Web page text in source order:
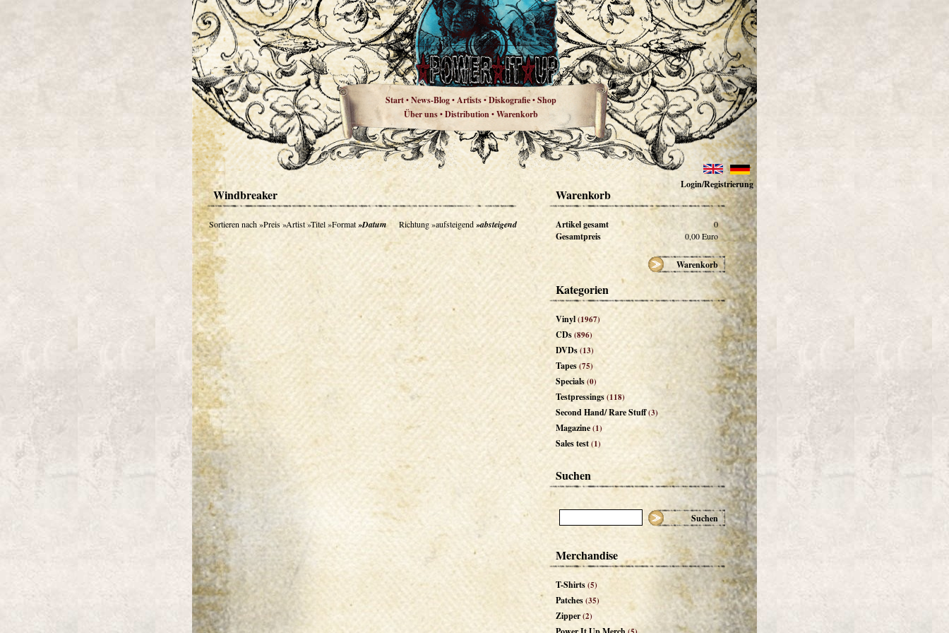
Start•News-Blog•Artists•Diskografie•Shop
Über uns•Distribution•Warenkorb
Login/Registrierung
Windbreaker
Sortieren nach»Preis»Artist»Titel»Format»Datum Richtung»aufsteigend»absteigend
Warenkorb
Artikel gesamt 0
Gesamtpreis 0,00Euro
Warenkorb
Kategorien
Vinyl(1967)
CDs(896)
DVDs(13)
Tapes(75)
Specials(0)
Testpressings(118)
Second Hand/ Rare Stuff(3)
Magazine(1)
Sales test(1)
Suchen
Suchen
Merchandise
T-Shirts(5)
Patches(35)
Zipper(2)